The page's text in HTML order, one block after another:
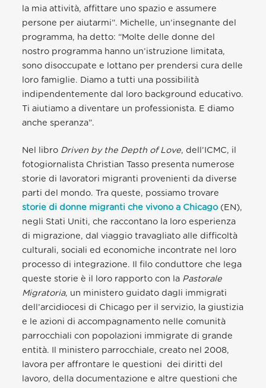
la mia attività, affittare uno spazio e assumere
persone per aiutarmi”. Michelle, un’insegnante del
programma, ha detto: “Molte delle donne del
nostro programma hanno un’istruzione limitata,
sono disoccupate e lottano per prendersi cura delle
loro famiglie. Diamo a tutti una possibilità
indipendentemente dal loro background educativo.
Ti aiutiamo a diventare un professionista. E diamo
anche speranza”.
Nel libro Driven by the Depth of Love, dell’ICMC, il
fotogiornalista Christian Tasso presenta numerose
storie di lavoratori migranti provenienti da diverse
parti del mondo. Tra queste, possiamo trovare
storie di donne migranti che vivono a Chicago (EN),
negli Stati Uniti, che raccontano la loro esperienza
di migrazione, dal viaggio travagliato alle difficoltà
culturali, sociali ed economiche incontrate nel loro
processo di integrazione. Il filo conduttore che lega
queste storie è il loro rapporto con la Pastorale
Migratoria, un ministero guidato dagli immigrati
dell’arcidiocesi di Chicago per il servizio, la giustizia
e le azioni di accompagnamento nelle comunità
parrocchiali con popolazioni immigrate di grande
entità. Il ministero parrocchiale, creato nel 2008,
lavora per affrontare le questioni dei diritti del
lavoro, della documentazione e altre questioni che